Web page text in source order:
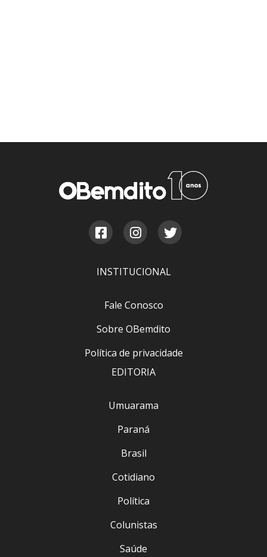
INSTITUCIONAL
Fale Conosco
Sobre OBemdito
Política de privacidade
EDITORIA
Umuarama
Paraná
Brasil
Cotidiano
Política
Colunistas
Saúde